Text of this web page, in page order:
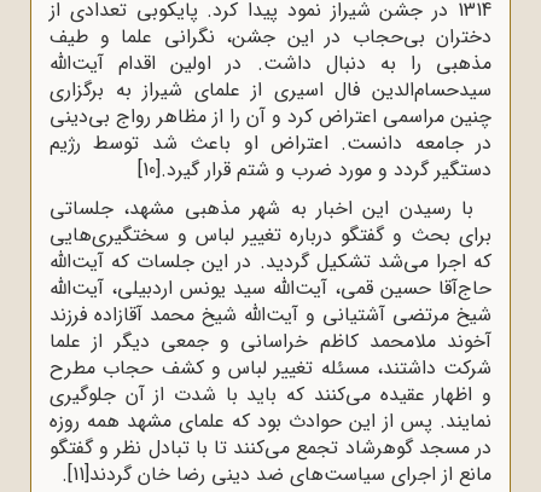
1314 در جشن شیراز نمود پیدا کرد. پایکوبی تعدادی از
دختران بی‌حجاب در این جشن، نگرانی علما و طیف
مذهبی را به دنبال داشت. در اولین اقدام آیت‌الله
سیدحسام‌الدین فال اسیری از علمای شیراز به برگزاری
چنین مراسمی اعتراض کرد و آن را از مظاهر رواج بی‌دینی
در جامعه دانست. اعتراض او باعث شد توسط رژیم
دستگیر گردد و مورد ضرب و شتم قرار گیرد.[10]
با رسیدن این اخبار به شهر مذهبی مشهد، جلساتی
برای بحث و گفتگو درباره تغییر لباس و سختگیری‌هایی
که اجرا می‌شد تشکیل گردید. در این جلسات که آیت‌الله
حاج‌آقا حسین قمی، آیت‌الله سید یونس اردبیلی، آیت‌الله
شیخ مرتضی آشتیانی و آیت‌الله شیخ محمد آقازاده فرزند
آخوند ملامحمد کاظم خراسانی و جمعی دیگر از علما
شرکت داشتند، مسئله تغییر لباس و کشف حجاب مطرح
و اظهار عقیده می‌کنند که باید با شدت از آن جلوگیری
نمایند. پس از این حوادث بود که علمای مشهد همه روزه
در مسجد گوهرشاد تجمع می‌کنند تا با تبادل نظر و گفتگو
مانع از اجرای سیاست‌های ضد دینی رضا خان گردند[11]
.